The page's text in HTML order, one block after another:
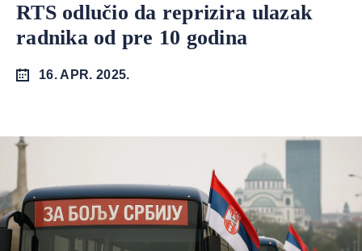
RTS odlučio da reprizira ulazak
radnika od pre 10 godina
16. APR. 2025.